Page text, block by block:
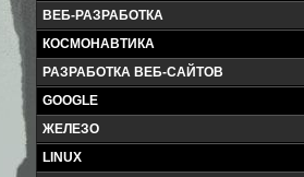
ВЕБ-РАЗРАБОТКА
КОСМОНАВТИКА
РАЗРАБОТКА ВЕБ-САЙТОВ
GOOGLE
ЖЕЛЕЗО
LINUX